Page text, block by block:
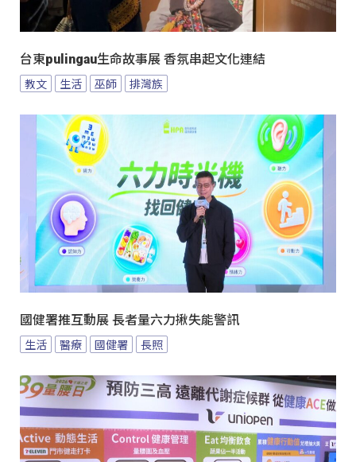
台東pulingau生命故事展 香氛串起文化連結
教文 生活 巫師 排灣族
國健署推互動展 長者量六力揪失能警訊
生活 醫療 國健署 長照